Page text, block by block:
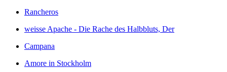
Rancheros
weisse Apache - Die Rache des Halbbluts, Der
Campana
Amore in Stockholm